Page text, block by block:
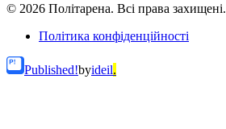
© 2026 Політарена. Всі права захищені.
Політика конфіденційності
Published!byideil.